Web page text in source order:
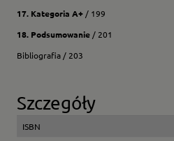
17. Kategoria A+ / 199
18. Podsumowanie / 201
Bibliografia / 203
Szczegóły
ISBN